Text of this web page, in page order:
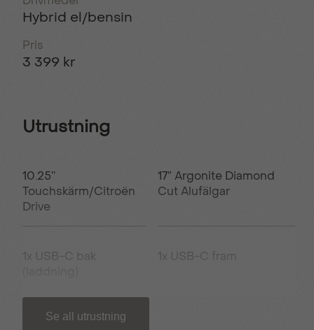
Hybrid el/bensin
Pris
3 399 kr
Utrustning
10.25’’
Touchskärm/Citroën
Drive
17” Argonite Diamond
Cut Alufälgar
1x USB-C bak
1x USB-C fram
3D LED-ljus bak
Se all utrustning